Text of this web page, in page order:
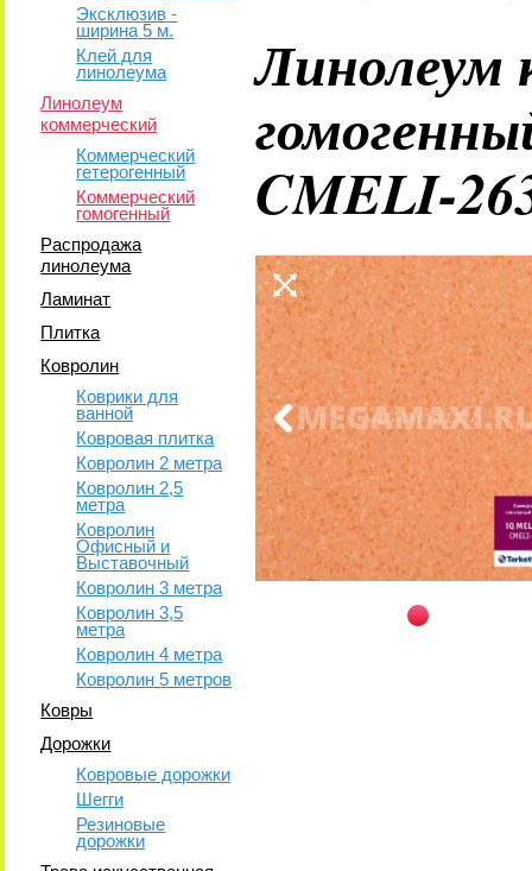
Эксклюзив -
ширина 5 м.
Клей для
линолеума
Линолеум
коммерческий
Коммерческий
гетерогенный
Коммерческий
гомогенный
Распродажа
линолеума
Ламинат
Плитка
Ковролин
Коврики для
ванной
Ковровая плитка
Ковролин 2 метра
Ковролин 2,5
метра
Ковролин
Офисный и
Выставочный
Ковролин 3 метра
Ковролин 3,5
метра
Ковролин 4 метра
Ковролин 5 метров
Ковры
Дорожки
Ковровые дорожки
Шегги
Резиновые
дорожки
Линолеум
CMELI-